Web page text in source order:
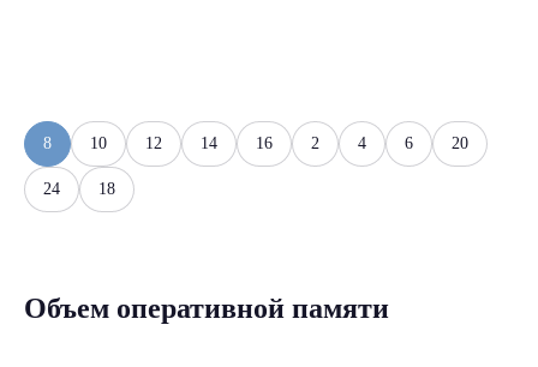
8 10 12 14 16 2 4 6 20
24 18
Объем оперативной памяти